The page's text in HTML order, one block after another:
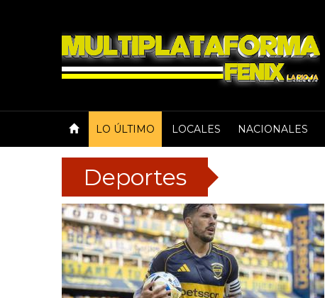
LO ÚLTIMO LOCALES NACIONALES
Deportes